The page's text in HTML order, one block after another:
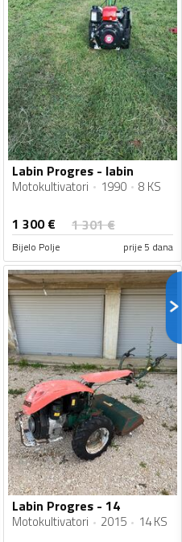
Labin Progres - labin
Motokultivatori 1990 8 KS
1 300€ 1 301€
Bijelo Polje prije 5 dana
Labin Progres - 14
Motokultivatori 2015 14 KS